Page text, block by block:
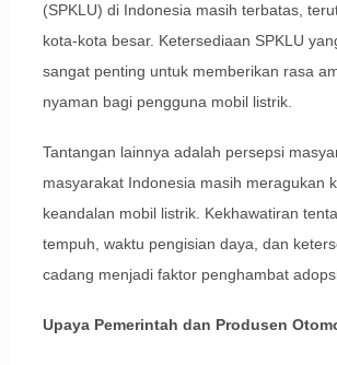
(SPKLU) di Indonesia masih terbatas,
kota-kota besar. Ketersediaan SPKLU
sangat penting untuk memberikan rasa
nyaman bagi pengguna mobil listrik.
Tantangan lainnya adalah persepsi
masyarakat Indonesia masih meragukan
keandalan mobil listrik. Kekhawatiran
tempuh, waktu pengisian daya, dan
cadang menjadi faktor penghambat
Upaya Pemerintah dan Produsen